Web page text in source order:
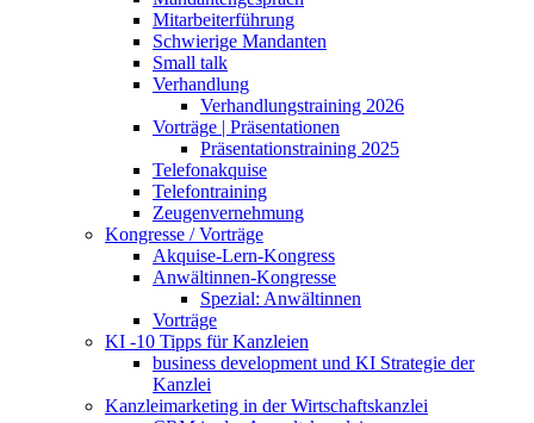
Mitarbeiterführung
Schwierige Mandanten
Small talk
Verhandlung
Verhandlungstraining 2026
Vorträge | Präsentationen
Präsentationstraining 2025
Telefonakquise
Telefontraining
Zeugenvernehmung
Kongresse / Vorträge
Akquise-Lern-Kongress
Anwältinnen-Kongresse
Spezial: Anwältinnen
Vorträge
KI -10 Tipps für Kanzleien
business development und KI Strategie der
Kanzlei
Kanzleimarketing in der Wirtschaftskanzlei